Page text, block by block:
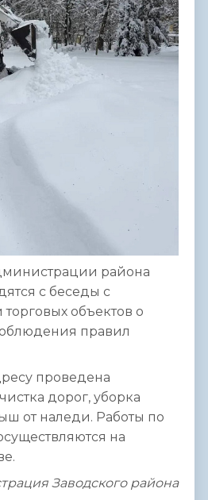
района
с беседы с
объектов о
правил
проведена
дорог, уборка
от наледи. Работы по
на
Заводского района